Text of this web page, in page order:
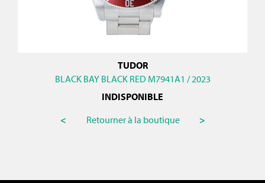
TUDOR
BLACK BAY BLACK RED M7941A1 / 2023
INDISPONIBLE
<
Retourner à la boutique >